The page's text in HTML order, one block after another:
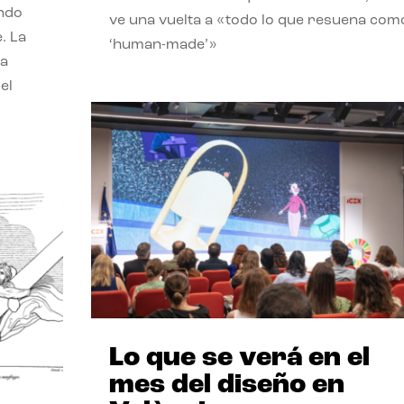
La
ve una vuelta a «todo lo que resuena
‘human-made’»
Lo que se verá en el
mes del diseño en